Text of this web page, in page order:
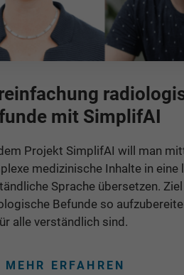
mit SimplifAI
Projekt SimplifAI will man
medizinische Inhalte in eine
Sprache übersetzen.
Befunde so
alle verständlich sind.
MEHR ERFAHREN